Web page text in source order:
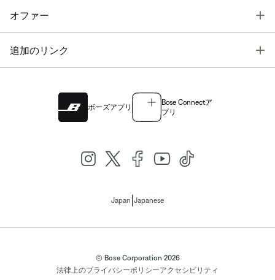
オファー
追加のリンク
ボーズアプリ
Bose Connectア
プリ
Japan Japanese
© Bose Corporation 2026
法律上のプライバシーポリシーアクセシビリティ